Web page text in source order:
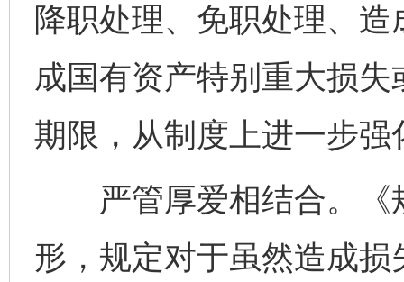
降职处理、免职处理、
成国有资产特别重大损
期限，从制度上进一步强
严管厚爱相结合。《
形，规定对于虽然造成